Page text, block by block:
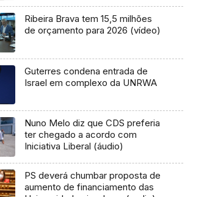
Ribeira Brava tem 15,5 milhões
de orçamento para 2026 (vídeo)
Guterres condena entrada de
Israel em complexo da UNRWA
Nuno Melo diz que CDS preferia
ter chegado a acordo com
Iniciativa Liberal (áudio)
PS deverá chumbar proposta de
aumento de financiamento das